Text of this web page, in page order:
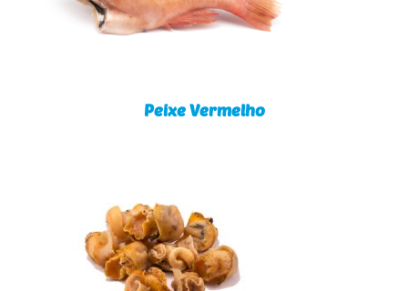
Peixe Vermelho
Miolo de Búzio